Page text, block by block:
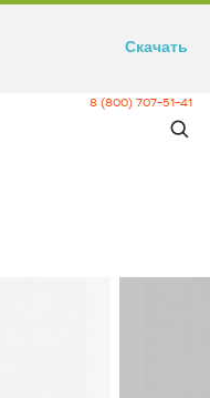
8 (800) 707-51-41
Скачать